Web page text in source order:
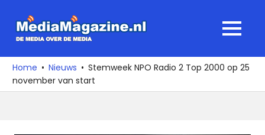
naar
media
over
de
MENU
Home Nieuws
Stemweek NPO Radio 2 Top 2000 op 25
november van start